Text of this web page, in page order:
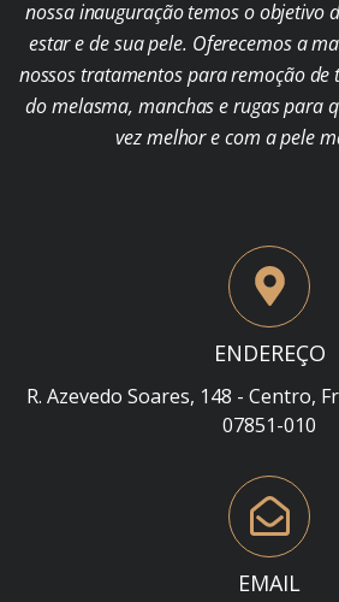
nossa inauguração temos o objetivo
estar e de sua pele. Oferecemos a
nossos tratamentos para remoção
do melasma, manchas e rugas para
vez melhor e com a pele
ENDEREÇO
R. Azevedo Soares, 148 - Centro,
07851-010
EMAIL